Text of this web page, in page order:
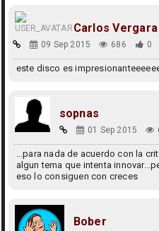
Carlos
09 Sep 2015 686 0
este disco es
sopnas
01 Sep 2015
...para nada de acuerdo con la
algun tema que intenta
eso lo consiguen con creces
Bober